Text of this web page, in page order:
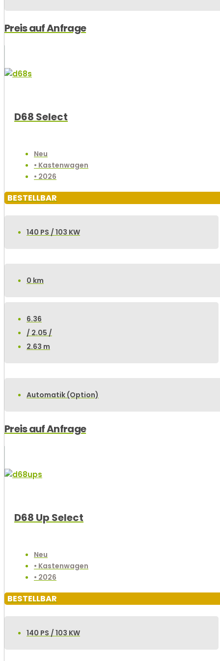
Preis auf Anfrage
D68 Select
Neu
• Kastenwagen
• 2026
BESTELLBAR
140 PS / 103 KW
0 km
6.36
/ 2.05 /
2.63 m
Automatik (Option)
Preis auf Anfrage
D68 Up Select
Neu
• Kastenwagen
• 2026
BESTELLBAR
140 PS / 103 KW